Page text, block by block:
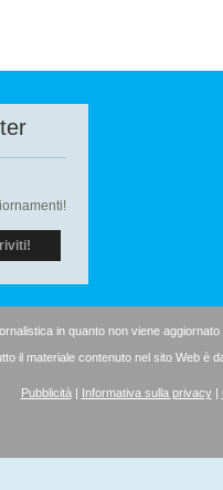
in quanto non viene
il materiale contenuto nel sito Web è
Pubblicità| Informativa sulla privacy|